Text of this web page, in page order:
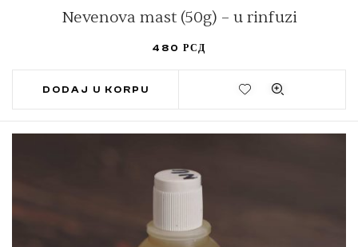
Nevenova mast (50g) – u rinfuzi
480 РСД
DODAJ U KORPU